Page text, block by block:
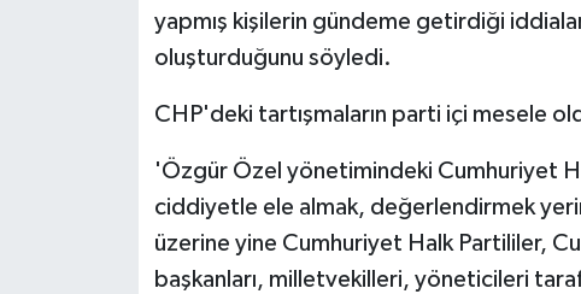
yapmış kişilerin gündeme getirdiği
oluşturduğunu söyledi.
CHP'deki tartışmaların parti içi mesele
'Özgür Özel yönetimindeki Cumhuriyet
ciddiyetle ele almak, değerlendirmek
üzerine yine Cumhuriyet Halk Partililer,
başkanları, milletvekilleri, yöneticileri